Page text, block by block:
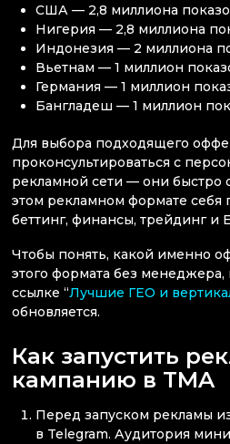
США — 2,8 миллиона
Нигерия — 2,8 миллиона
Индонезия — 2 миллиона
Вьетнам — 1 миллион
Германия — 1 миллион
Бангладеш — 1 миллион
Для выбора подходящего
проконсультироваться с
рекламной сети — они быстро
этом рекламном формате себя
беттинг, финансы, трейдинг и
Чтобы понять, какой именно
этого формата без менеджера,
ссылке “Лучшие ГЕО и
обновляется.
Как запустить
кампанию в TMA
Перед запуском рекламы
в Telegram. Аудитория